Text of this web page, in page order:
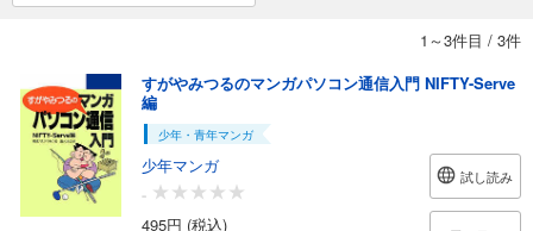
1～3件目 / 3件
すがやみつるのマンガパソコン通信入門 NIFTY-Serve
編
少年・青年マンガ
少年マンガ
-
495円 (税込)
試し読み